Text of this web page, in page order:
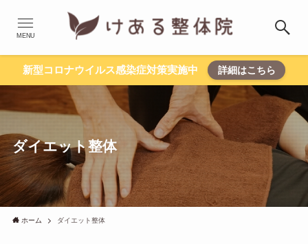
MENU
新型コロナウイルス感染症対策実施中 詳細はこちら
ダイエット整体
ホーム ダイエット整体